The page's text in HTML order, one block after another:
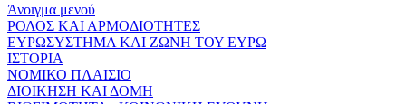
Άνοιγμα μενού
ΡΟΛΟΣ ΚΑΙ ΑΡΜΟΔΙΟΤΗΤΕΣ
ΕΥΡΩΣΥΣΤΗΜΑ ΚΑΙ ΖΩΝΗ ΤΟΥ ΕΥΡΩ
ΙΣΤΟΡΙΑ
ΝΟΜΙΚΟ ΠΛΑΙΣΙΟ
ΔΙΟΙΚΗΣΗ ΚΑΙ ΔΟΜΗ